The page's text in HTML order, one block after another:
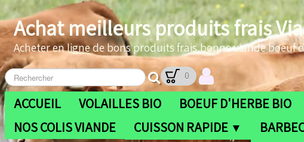
Achat meilleurs produits frais
Acheter en ligne de bons produits frais,bonne viande boeuf
0
ACCUEIL VOLAILLES BIO BOEUF D'HERBE BIO
NOS COLIS VIANDE
CUISSON RAPIDE ▼